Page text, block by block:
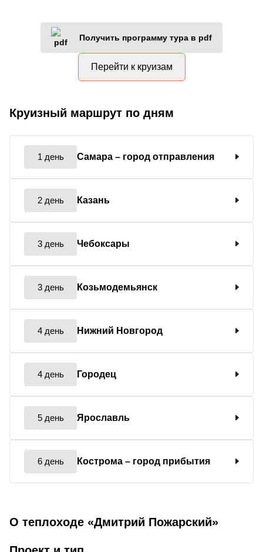
Получить программу тура в pdf
Перейти к круизам
Круизный маршрут по дням
1 день Самара – город отправления
2 день Казань
3 день Чебоксары
3 день Козьмодемьянск
4 день Нижний Новгород
4 день Городец
5 день Ярославль
6 день Кострома – город прибытия
О теплоходе «Дмитрий Пожарский»